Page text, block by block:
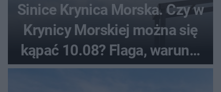
Sinice Krynica Morska. Czy w
Krynicy Morskiej można się
kąpać 10.08? Flaga, warunki
pogodowe